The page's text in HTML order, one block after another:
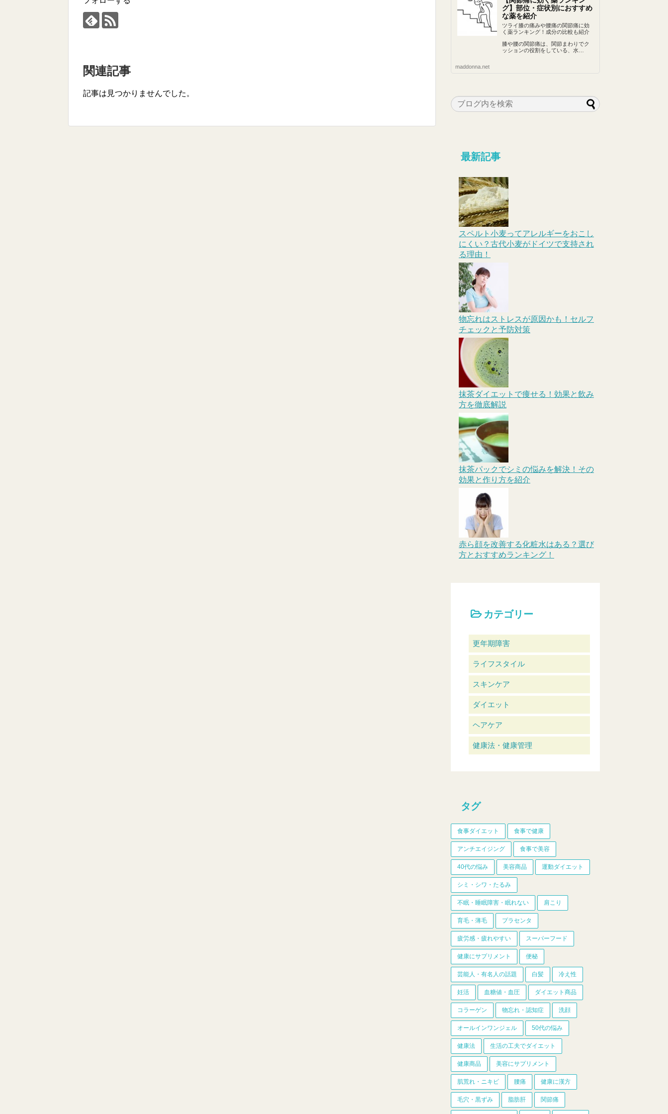
関連記事
記事は見つかりませんでした。
グ】部位・症状別におすすめ
な薬を紹介
ツライ膝の痛みや腰痛の関節痛に効
く薬ランキング！成分の比較も紹介
膝や腰の関節痛は、関節まわりでク
ッションの役割をしている、水…
maddonna.net
最新記事
スペルト小麦ってアレルギーをおこし
にくい？古代小麦がドイツで支持され
る理由！
物忘れはストレスが原因かも！セルフ
チェックと予防対策
抹茶ダイエットで痩せる！効果と飲み
方を徹底解説
抹茶パックでシミの悩みを解決！その
効果と作り方を紹介
赤ら顔を改善する化粧水はある？選び
方とおすすめランキング！
カテゴリー
更年期障害
ライフスタイル
スキンケア
ダイエット
ヘアケア
健康法・健康管理
タグ
食事ダイエット 食事で健康
アンチエイジング 食事で美容
40代の悩み 美容商品 運動ダイエット
シミ・シワ・たるみ
不眠・睡眠障害・眠れない 肩こり
育毛・薄毛 プラセンタ
疲労感・疲れやすい スーパーフード
健康にサプリメント 便秘
芸能人・有名人の話題 白髪 冷え性
妊活 血糖値・血圧 ダイエット商品
コラーゲン 物忘れ・認知症 洗顔
オールインワンジェル 50代の悩み
健康法 生活の工夫でダイエット
健康商品 美容にサプリメント
肌荒れ・ニキビ 腰痛 健康に漢方
毛穴・黒ずみ 脂肪肝 関節痛